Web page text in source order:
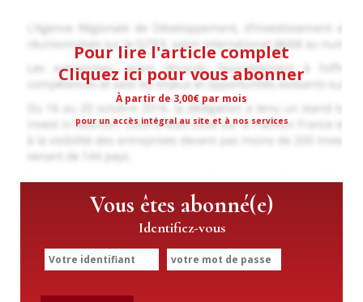
Pour lire l'article complet
Cliquez ici pour vous abonner
À partir de 3,00€ par mois
pour un accès intégral au site et à nos services
Vous êtes abonné(e)
Identifiez-vous